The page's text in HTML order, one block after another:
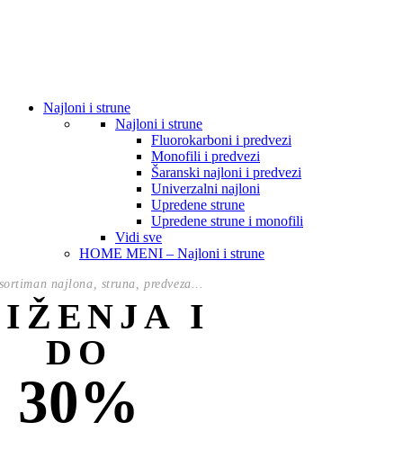
Najloni i strune
Najloni i strune
Fluorokarboni i predvezi
Monofili i predvezi
Šaranski najloni i predvezi
Univerzalni najloni
Upredene strune
Upredene strune i monofili
Vidi sve
HOME MENI – Najloni i strune
najlona, struna, predveza...
I
DO
30%